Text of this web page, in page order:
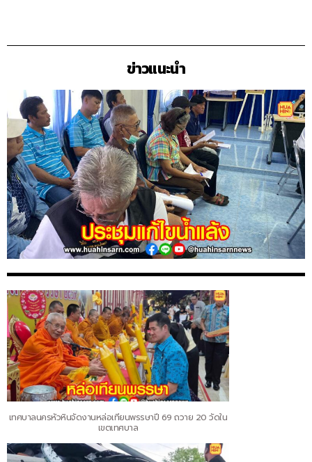
ข่าวแนะนำ
เทศบาลนครหัวหินจัดงานหล่อเทียนพรรษาปี 69 ถวาย 20 วัดใน
เขตเทศบาล